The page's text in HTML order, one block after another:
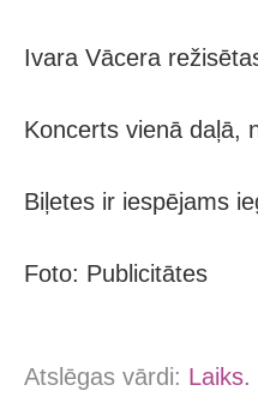
Ivara Vācera
Koncerts vienā daļā,
Biļetes ir iespējams
Foto: Publicitātes
Atslēgas vārdi: Laiks.